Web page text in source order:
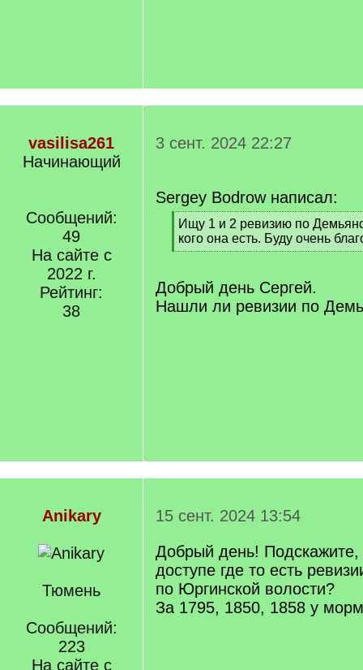
vasilisa261
Начинающий
Сообщений:
49
На сайте с
2022 г.
Рейтинг:
38
3 сент. 2024 22:27
Sergey Bodrow написал:
[
q
]
Ищу 1 и 2 ревизию по
кого она есть. Буду очень
[
q
]
Добрый день Сергей.
Нашли ли ревизии по
Anikary
Тюмень
Сообщений:
223
На сайте с
15 сент. 2024 13:54
Добрый день!
доступе где то есть
по Юргинской волости?
За 1795, 1850, 1858 у